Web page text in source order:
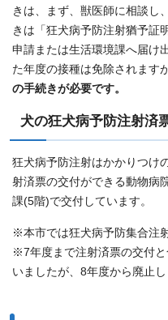
きは、まず、獣医師に相談し
きは「狂犬病予防注射猶予証
申請または生活環境課へ届け
た年度の接種は免除されます
の手続きが必要です。
犬の狂犬病予防注射済
狂犬病予防注射はかかりつけ
射済票の交付ができる動物病
課(5階)で交付しています。
※本市では狂犬病予防集合注
※7年度まで注射済票の交付
いましたが、8年度から廃止し